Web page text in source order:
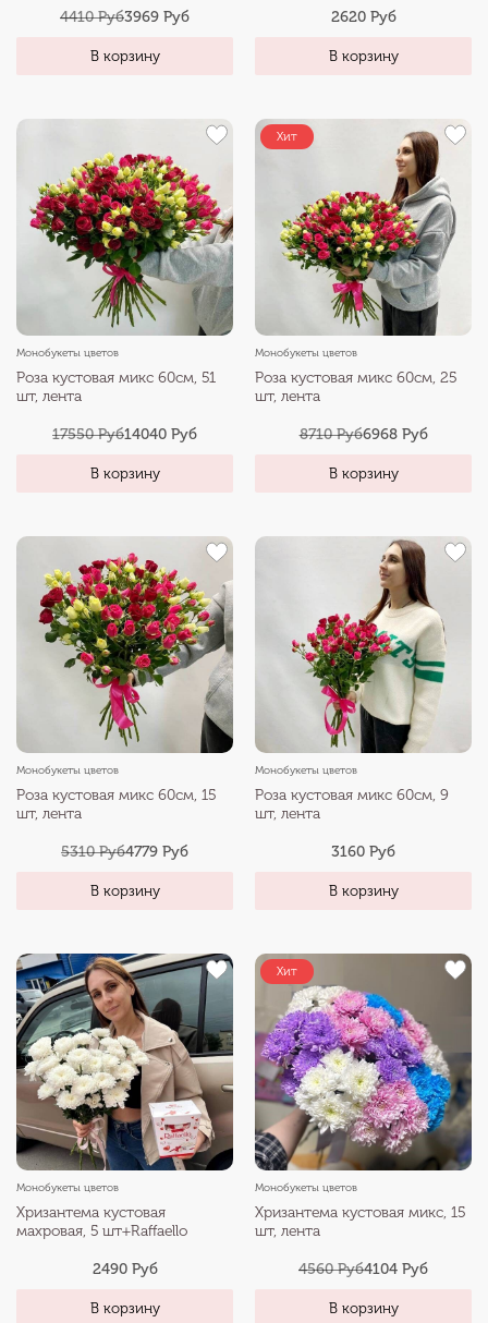
4410 Руб3969 Руб
В корзину
2620 Руб
В корзину
Монобукеты цветов
Роза кустовая микс 60см, 51
шт, лента
17550 Руб14040 Руб
В корзину
Хит
Монобукеты цветов
Роза кустовая микс 60см, 25
шт, лента
8710 Руб6968 Руб
В корзину
Монобукеты цветов
Роза кустовая микс 60см, 15
шт, лента
5310 Руб4779 Руб
В корзину
Монобукеты цветов
Роза кустовая микс 60см, 9
шт, лента
3160 Руб
В корзину
Монобукеты цветов
Хризантема кустовая
махровая, 5 шт+Raffaello
2490 Руб
В корзину
Хит
Монобукеты цветов
Хризантема кустовая микс, 15
шт, лента
4560 Руб4104 Руб
В корзину